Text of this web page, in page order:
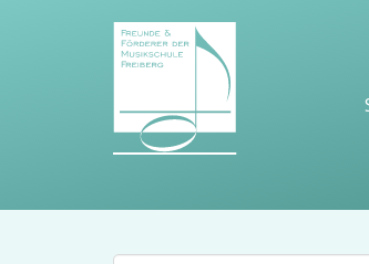
i